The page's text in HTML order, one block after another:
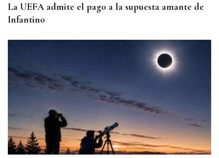
La UEFA admite el pago a la supuesta amante de
Infantino